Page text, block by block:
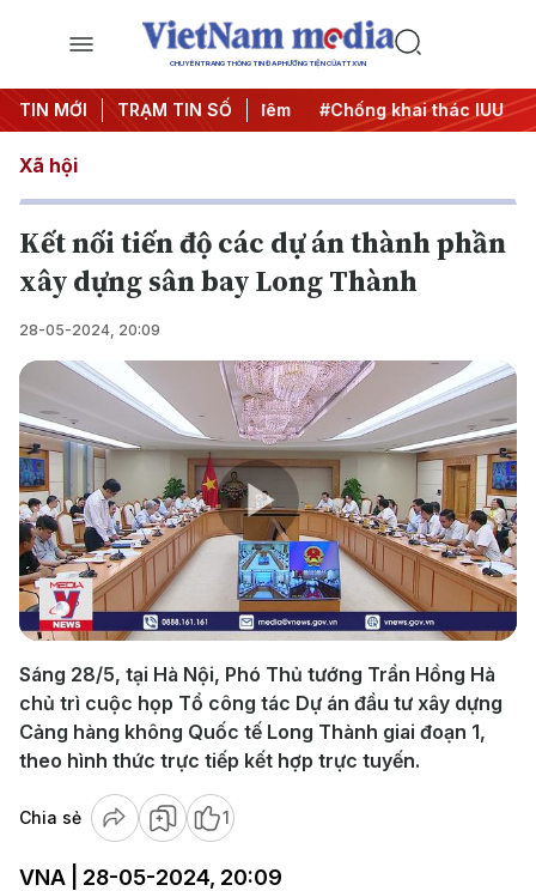
CHUYÊN TRANG THÔNG TIN ĐA PHƯƠNG TIỆN CỦA TTXVN
TIN MỚI TRẠM TIN SỐ
#Chiến dịch 500 ngày đêm #Chống khai thác IUU
Xã hội
Kết nối tiến độ các dự án thành phần
xây dựng sân bay Long Thành
28-05-2024, 20:09
Play
Video
Sáng 28/5, tại Hà Nội, Phó Thủ tướng Trần Hồng Hà
chủ trì cuộc họp Tổ công tác Dự án đầu tư xây dựng
Cảng hàng không Quốc tế Long Thành giai đoạn 1,
theo hình thức trực tiếp kết hợp trực tuyến.
Chia sẻ 1
VNA | 28-05-2024, 20:09